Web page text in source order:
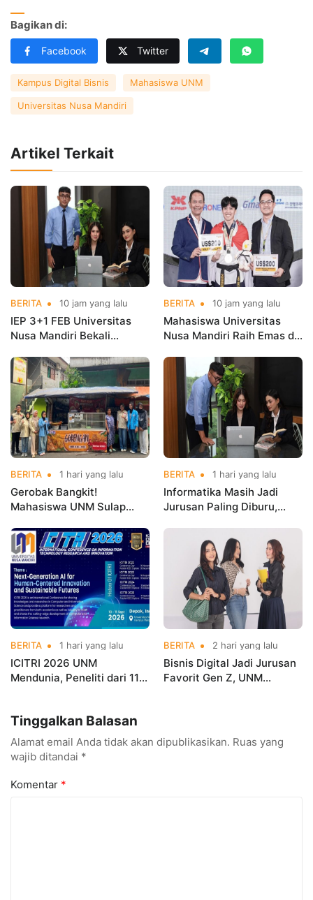
Bagikan di:
Facebook Twitter
Kampus Digital Bisnis Mahasiswa UNM
Universitas Nusa Mandiri
Artikel Terkait
BERITA 10 jam yang lalu
IEP 3+1 FEB Universitas
Nusa Mandiri Bekali
Kerja Sebelum Lulus
BERITA 10 jam yang lalu
Mahasiswa Universitas
Nusa Mandiri Raih Emas di
Indonesia Open
Championships 2026
BERITA 1 hari yang lalu
Gerobak Bangkit!
Mahasiswa UNM Sulap
Menarik dan Laris
BERITA 1 hari yang lalu
Informatika Masih Jadi
Jurusan Paling Diburu,
hingga Cyber Security
BERITA 1 hari yang lalu
ICITRI 2026 UNM
Mendunia, Peneliti dari 11
BERITA 2 hari yang lalu
Bisnis Digital Jadi Jurusan
Favorit Gen Z, UNM
Tinggalkan Balasan
Alamat email Anda tidak akan dipublikasikan. Ruas yang
wajib ditandai *
Komentar *